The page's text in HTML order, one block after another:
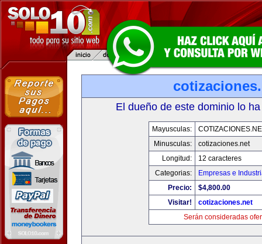
El dueño de este dominio lo
Mayusculas:
Minusculas:
cotizaciones.net
Longitud:
12 caracteres
Categorias:
Empresas e
Precio:
$4,800.00
Visitar!
cotizaciones.net
Serán consideradas